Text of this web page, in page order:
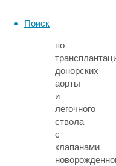
Поиск
по
донорских
аорты
и
легочного
ствола
с
клапанами